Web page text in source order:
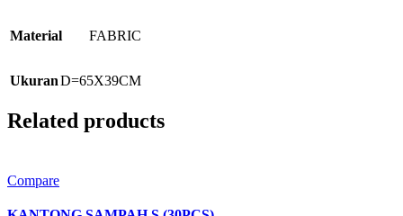
Material FABRIC
UkuranD=65X39CM
Related products
Compare